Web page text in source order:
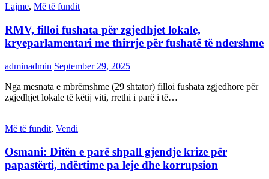
Lajme, Më të fundit
RMV, filloi fushata për zgjedhjet lokale,
kryeparlamentari me thirrje për fushatë të ndershme
adminadmin September 29, 2025
Nga mesnata e mbrëmshme (29 shtator) filloi fushata zgjedhore për
zgjedhjet lokale të këtij viti, rrethi i parë i të…
Më të fundit, Vendi
Osmani: Ditën e parë shpall gjendje krize për
papastërti, ndërtime pa leje dhe korrupsion